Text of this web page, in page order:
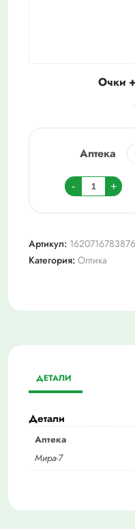
Очки
Аптека
-
Количество
товара
Очки
(мост102)
+
Артикул: 1620716783876
Категория: Оптика
ДЕТАЛИ
Детали
Аптека
Мира-7